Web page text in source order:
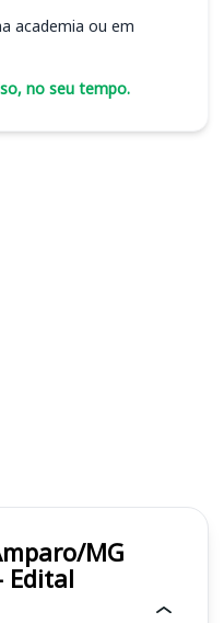
academia ou em
no seu tempo.
MG
Edital